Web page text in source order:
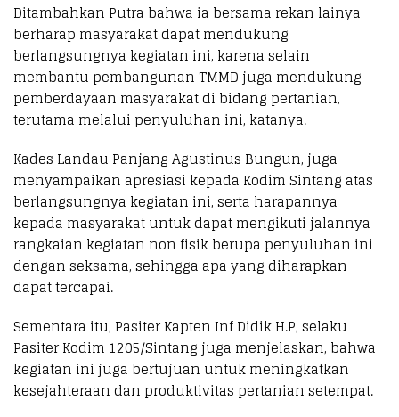
Ditambahkan Putra bahwa ia bersama rekan lainya
berharap masyarakat dapat mendukung
berlangsungnya kegiatan ini, karena selain
membantu pembangunan TMMD juga mendukung
pemberdayaan masyarakat di bidang pertanian,
terutama melalui penyuluhan ini, katanya.
Kades Landau Panjang Agustinus Bungun, juga
menyampaikan apresiasi kepada Kodim Sintang atas
berlangsungnya kegiatan ini, serta harapannya
kepada masyarakat untuk dapat mengikuti jalannya
rangkaian kegiatan non fisik berupa penyuluhan ini
dengan seksama, sehingga apa yang diharapkan
dapat tercapai.
Sementara itu, Pasiter Kapten Inf Didik H.P, selaku
Pasiter Kodim 1205/Sintang juga menjelaskan, bahwa
kegiatan ini juga bertujuan untuk meningkatkan
kesejahteraan dan produktivitas pertanian setempat.